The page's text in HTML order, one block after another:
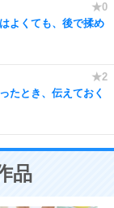
よくても、後で揉め
たとき、伝えておく
品